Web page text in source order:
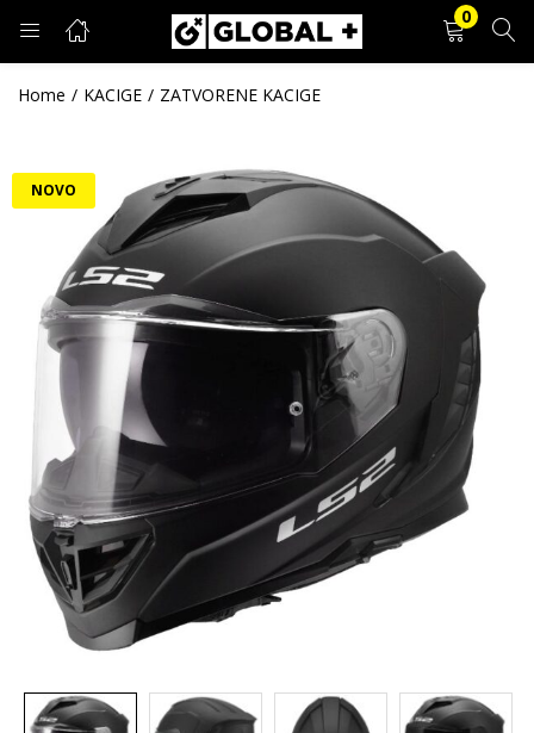
0
PRIJAVA REGISTRACIJA
Unesite svoje korisničko ime i lozinku.
Zapamti me
Zaboravljena lozinka?
Home KACIGE ZATVORENE KACIGE
NOVO